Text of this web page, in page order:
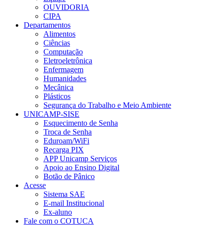
OUVIDORIA
CIPA
Departamentos
Alimentos
Ciências
Computação
Eletroeletrônica
Enfermagem
Humanidades
Mecânica
Plásticos
Segurança do Trabalho e Meio Ambiente
UNICAMP-SISE
Esquecimento de Senha
Troca de Senha
Eduroam/WiFi
Recarga PIX
APP Unicamp Serviços
Apoio ao Ensino Digital
Botão de Pânico
Acesse
Sistema SAE
E-mail Institucional
Ex-aluno
Fale com o COTUCA